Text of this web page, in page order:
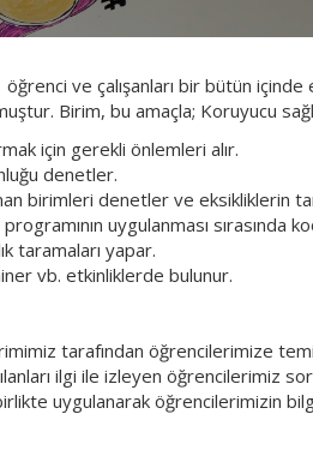
ve çalışanları bir bütün içinde
Birim, bu amaçla; Koruyucu
için gerekli önlemleri alır.
denetler.
birimleri denetler ve eksikliklerin
programının uygulanması
taramaları yapar.
vb. etkinliklerde bulunur.
tarafından öğrencilerimize
ilgi ile izleyen öğrencilerimiz
uygulanarak öğrencilerimizin